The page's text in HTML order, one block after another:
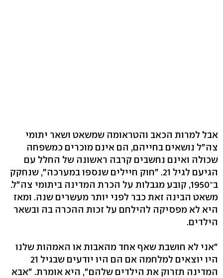
אבל למרות הכאב והטראומה שמשאט ושאר יתומי
צה"ל נושאים בחייהם, הם אינם מוכרים כמשפחה
שכולה ואינם נחשבים קרבה ראשונה של החלל עם
הגיעם לגיל 21. "חוק חיילים שנספו במערכה", שנחקק
ב־1950, קובע מגבלות על הכרת המדינה ביתומי צה"ל.
משאט הבינה זאת כבר לפני יותר מעשרים שנה. ומאז
היא לא מפסיקה להילחם על זכות ההכרה בה ובשאר
הילדים.
"אני לא חושבת שאף אחד מהאבות או האמהות שלנו
היו יוצאים למלחמה אם הם היו יודעים שבגיל 21
המדינה תזרוק את הילדים שלהם", היא אומרת. "אבא